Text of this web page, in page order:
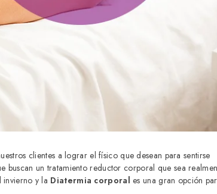
clientes a lograr el físico que desean para sentirse
buscan un tratamiento reductor corporal que sea
invierno y la Diatermia corporal es una gran opción